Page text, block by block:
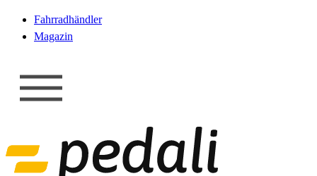
Fahrradhändler
Magazin